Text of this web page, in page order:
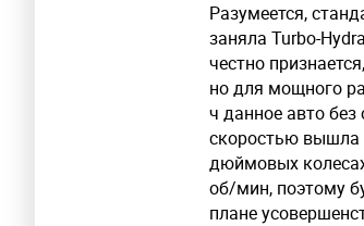
Разумеется,
заняла Turbo-
честно
но для мощного
ч данное авто
скоростью вышла
дюймовых
об/мин, поэтому
плане